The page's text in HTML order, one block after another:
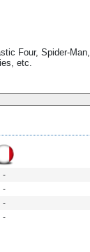
Four, Spider-Man,
etc.
-
-
-
-